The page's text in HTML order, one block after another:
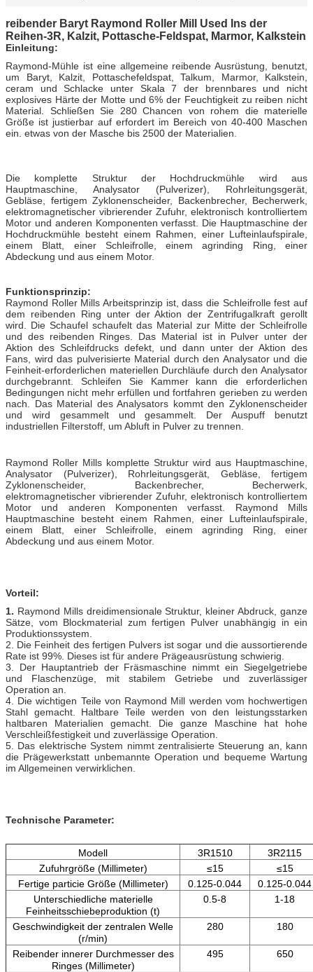
reibender Baryt Raymond Roller Mill Used Ins der
Reihen-3R, Kalzit, Pottasche-Feldspat, Marmor, Kalkstein
Einleitung:
Raymond-Mühle ist eine allgemeine reibende Ausrüstung, benutzt,
um Baryt, Kalzit, Pottaschefeldspat, Talkum, Marmor, Kalkstein,
ceram und Schlacke unter Skala 7 der brennbares und nicht
explosives Härte der Motte und 6% der Feuchtigkeit zu reiben nicht
Material. Schließen Sie 280 Chancen von rohem die materielle
Größe ist justierbar auf erfordert im Bereich von 40-400 Maschen
ein. etwas von der Masche bis 2500 der Materialien.
Die komplette Struktur der Hochdruckmühle wird aus
Hauptmaschine, Analysator (Pulverizer), Rohrleitungsgerät,
Gebläse, fertigem Zyklonenscheider, Backenbrecher, Becherwerk,
elektromagnetischer vibrierender Zufuhr, elektronisch kontrolliertem
Motor und anderen Komponenten verfasst. Die Hauptmaschine der
Hochdruckmühle besteht einem Rahmen, einer Lufteinlaufspirale,
einem Blatt, einer Schleifrolle, einem agrinding Ring, einer
Abdeckung und aus einem Motor.
Funktionsprinzip:
Raymond Roller Mills Arbeitsprinzip ist, dass die Schleifrolle fest auf
dem reibenden Ring unter der Aktion der Zentrifugalkraft gerollt
wird. Die Schaufel schaufelt das Material zur Mitte der Schleifrolle
und des reibenden Ringes. Das Material ist in Pulver unter der
Aktion des Schleifdrucks defekt, und dann unter der Aktion des
Fans, wird das pulverisierte Material durch den Analysator und die
Feinheit-erforderlichen materiellen Durchläufe durch den Analysator
durchgebrannt. Schleifen Sie Kammer kann die erforderlichen
Bedingungen nicht mehr erfüllen und fortfahren gerieben zu werden
nach. Das Material des Analysators kommt den Zyklonenscheider
und wird gesammelt und gesammelt. Der Auspuff benutzt
industriellen Filterstoff, um Abluft in Pulver zu trennen.
Raymond Roller Mills komplette Struktur wird aus Hauptmaschine,
Analysator (Pulverizer), Rohrleitungsgerät, Gebläse, fertigem
Zyklonenscheider, Backenbrecher, Becherwerk,
elektromagnetischer vibrierender Zufuhr, elektronisch kontrolliertem
Motor und anderen Komponenten verfasst. Raymond Mills
Hauptmaschine besteht einem Rahmen, einer Lufteinlaufspirale,
einem Blatt, einer Schleifrolle, einem agrinding Ring, einer
Abdeckung und aus einem Motor.
Vorteil:
1. Raymond Mills dreidimensionale Struktur, kleiner Abdruck, ganze
Sätze, vom Blockmaterial zum fertigen Pulver unabhängig in ein
Produktionssystem.
2. Die Feinheit des fertigen Pulvers ist sogar und die aussortierende
Rate ist 99%. Dieses ist für andere Prägeausrüstung schwierig.
3. Der Hauptantrieb der Fräsmaschine nimmt ein Siegelgetriebe
und Flaschenzüge, mit stabilem Getriebe und zuverlässiger
Operation an.
4. Die wichtigen Teile von Raymond Mill werden vom hochwertigen
Stahl gemacht. Haltbare Teile werden von den leistungsstarken
haltbaren Materialien gemacht. Die ganze Maschine hat hohe
Verschleißfestigkeit und zuverlässige Operation.
5. Das elektrische System nimmt zentralisierte Steuerung an, kann
die Prägewerkstatt unbemannte Operation und bequeme Wartung
im Allgemeinen verwirklichen.
Technische Parameter:
Modell 3R1510
3R2115
Zufuhrgröße (Millimeter)
≤15
≤15
Fertige particie Größe (Millimeter)
0.125-0.044
0.125-0.044
Unterschiedliche materielle
Feinheitsschiebeproduktion (t)
0.5-8 1-18
Geschwindigkeit der zentralen Welle
(r/min)
280 180
Reibender innerer Durchmesser des
Ringes (Millimeter)
495 650